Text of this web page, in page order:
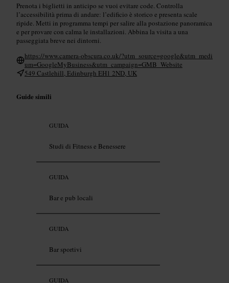
Prenota i biglietti in anticipo se vuoi evitare code. Controlla
l’accessibilità prima di andare: l’edificio è storico e presenta scale
ripide. Metti in programma tempi per salire alla postazione panoramica
e per provare con calma le installazioni. Abbina la visita a una
passeggiata breve nei dintorni.
https://www.camera-obscura.co.uk/?utm_source=google&utm_medi
um=GoogleMyBusiness&utm_campaign=GMB_Website
549 Castlehill, Edinburgh EH1 2ND, UK
Guide simili
GUIDA
Studi di Fitness e Benessere
GUIDA
Bar e pub locali
GUIDA
Bar sportivi
GUIDA